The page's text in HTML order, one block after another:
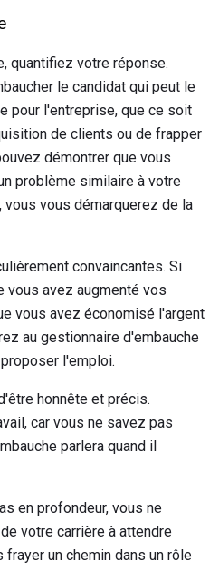
quantifiez votre réponse.
le candidat qui peut le
pour l'entreprise, que ce soit
de clients ou de frapper
démontrer que vous
problème similaire à votre
vous démarquerez de la
convaincantes. Si
vous avez augmenté vos
vous avez économisé l'argent
au gestionnaire d'embauche
l'emploi.
honnête et précis.
car vous ne savez pas
parlera quand il
en profondeur, vous ne
votre carrière à attendre
un chemin dans un rôle